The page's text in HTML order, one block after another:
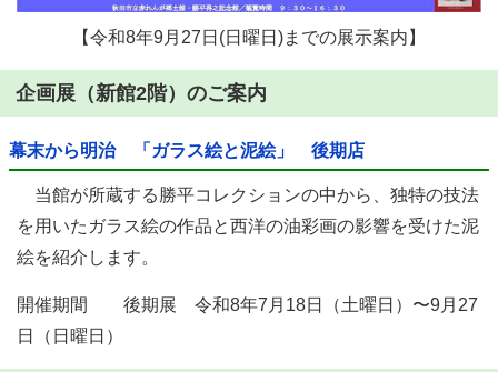
【令和8年9月27日(日曜日)までの展示案内】
企画展（新館2階）のご案内
幕末から明治 「ガラス絵と泥絵」 後期店
当館が所蔵する勝平コレクションの中から、独特の技法
を用いたガラス絵の作品と西洋の油彩画の影響を受けた泥
絵を紹介します。
開催期間 後期展 令和8年7月18日（土曜日）〜9月27
日（日曜日）